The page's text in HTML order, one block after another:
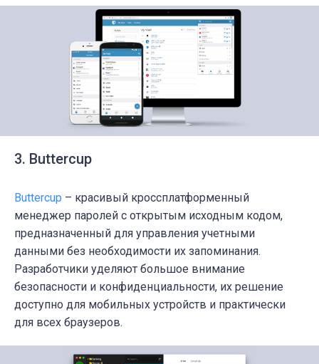
3. Buttercup
Buttercup – красивый кроссплатформенный
менеджер паролей с открытым исходным кодом,
предназначенный для управления учетными
данными без необходимости их запоминания.
Разработчики уделяют большое внимание
безопасности и конфиденциальности, их решение
доступно для мобильных устройств и практически
для всех браузеров.